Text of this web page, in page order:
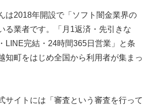
は2018年開設で「ソフト闇金業界の
る業者です。「月1返済・先引きな
LINE完結・24時間365日営業」と条
知町をはじめ全国から利用者が集まっ
サイトには「審査という審査を行って